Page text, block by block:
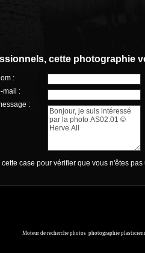
cette photographie
:
mail :
:
case pour vérifier que vous n'êtes pas
Moteur de recherche photos photographie